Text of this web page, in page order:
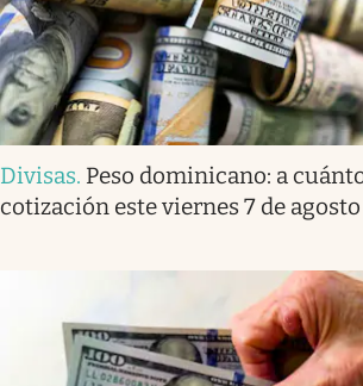
Divisas. Peso dominicano: a
cotización este viernes 7 de agosto